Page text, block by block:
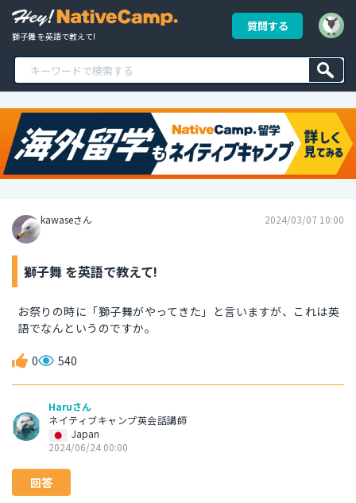
獅子舞 を英語で教えて!
質問する
kawaseさん 2024/03/07 10:00
獅子舞 を英語で教えて!
お祭りの時に「獅子舞がやってきた」と言いますが、これは英
語でなんというのですか。
0 540
Haruさん
ネイティブキャンプ英会話講師
Japan
2024/06/24 00:00
回答